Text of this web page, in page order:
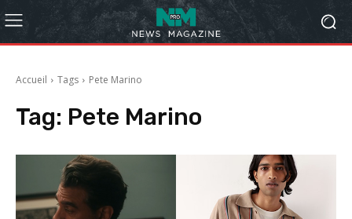
Accueil Tags Pete Marino
Tag: Pete Marino